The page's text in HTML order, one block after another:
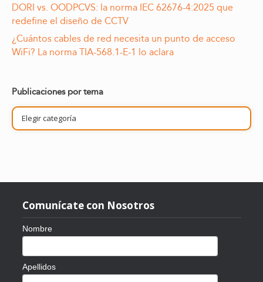
DORI vs. OODPCVS: la norma IEC 62676-4:2025 que
redefine el diseño de CCTV
¿Cuántos cables de red necesita un punto de acceso
WiFi? La norma TIA-568.1-E-1 lo aclara
Publicaciones por tema
Publicaciones
por
tema
Comunícate con Nosotros
Nombre
Apellidos